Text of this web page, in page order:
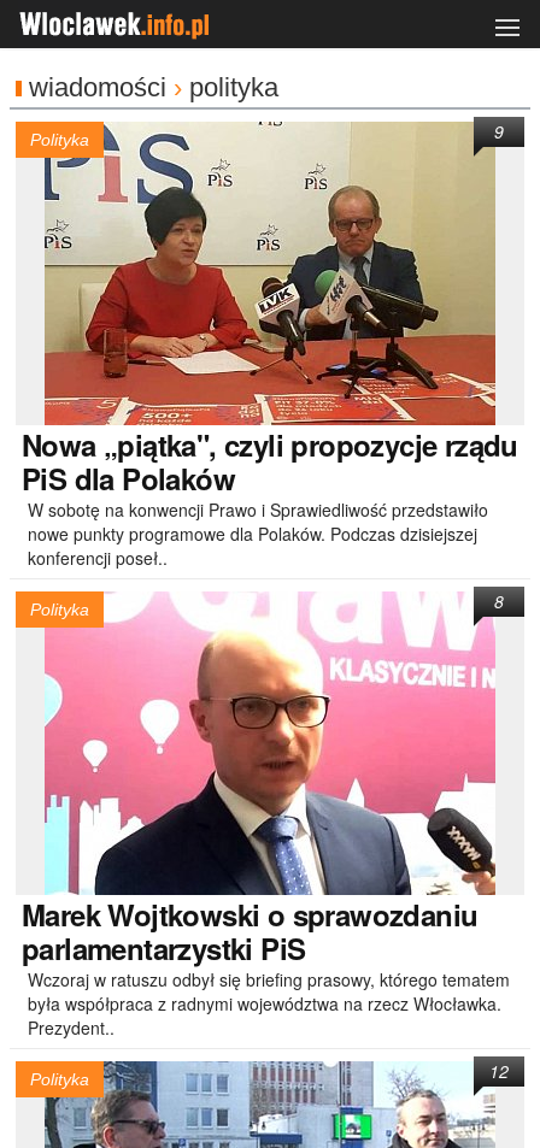
wiadomości › polityka
Polityka
Nowa„piątka", czyli propozycje rządu
PiS dla Polaków
W sobotę na konwencji Prawo i Sprawiedliwość przedstawiło
nowe punkty programowe dla Polaków. Podczas dzisiejszej
konferencji poseł..
9
Polityka
MarekWojtkowski o sprawozdaniu
parlamentarzystki PiS
Wczoraj w ratuszu odbył się briefing prasowy, którego tematem
była współpraca z radnymi województwa na rzecz Włocławka.
Prezydent..
8
Polityka 12